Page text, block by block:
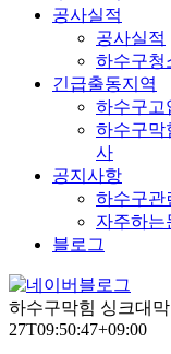
공사실적
공사실적
하수구청
긴급출동지역
하수구고
하수구막
사
공지사항
하수구관
자주하는
블로그
네
이
버
하수구막힘 싱크대
27T09:50:47+09:00